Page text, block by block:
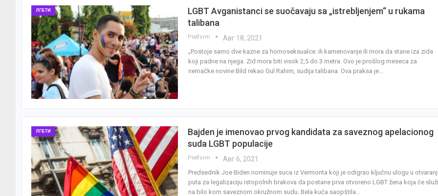
ЛГБТИ
LGBT Avganistanci se suočavaju sa „istrebljenjem“ u rukama
talibana
Platform Авг 18, 2021
„Postoje samo dve kazne za homoseksualce: ili kamenovanje ili mora da stane iza zida
koji padne na njega. Zid mora biti visok 2,5 do 3 metra. Ovo je prošlog meseca za
nemačke novine Bild rekao Gul Rahim, sudija talibana. Ova praksa je…
ЛГБТИ
Bajden je imenovao prvog kandidata za saveznog apelacionog
suda LGBT populacije
Platform Авг 6, 2021
Predsednik Joe Biden nominuje suca iz Vermonta koji je odigrao ključnu ulogu u
puta za legalizaciju istopolnih brakova da postane prva otvoreno LGBT žena koja će
na bilo kom saveznom okružnom sudu. Bela kuća saopštila…